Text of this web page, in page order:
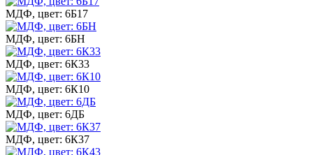
МДФ, цвет: 6Б17
МДФ, цвет: 6БН
МДФ, цвет: 6К33
МДФ, цвет: 6К10
МДФ, цвет: 6ДБ
МДФ, цвет: 6К37